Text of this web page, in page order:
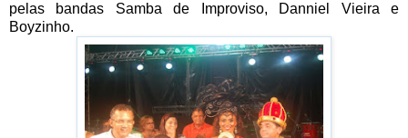
pelas bandas Samba de Improviso, Danniel Vieira e
Boyzinho.